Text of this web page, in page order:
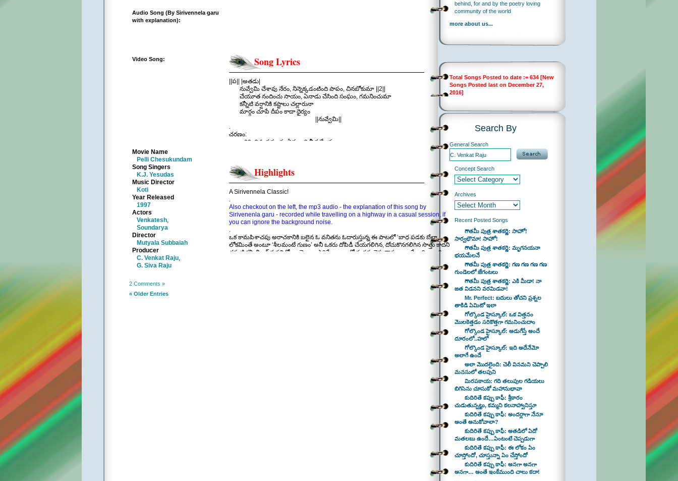
Audio Song (By Sirivennela garu
with explanation):
Video Song:
Movie Name
Pelli Chesukundam
Song Singers
K.J. Yesudas
Music Director
Koti
Year Released
1997
Actors
Venkatesh,
Soundarya
Director
Mutyala Subbaiah
Producer
C. Venkat Raju,
G. Siva Raju
Song Lyrics
||ప|| |అతడు|
నువ్వేమి చేశావు నేరం, నిన్నెక్కడంటింది పాపం, చినబోకుమా ||2||
చేయూత నందించు సాయం, ఏనాడు చేసింది సంఘం, గమనించుమా
కన్నీటి వర్షానికి కష్టాలు చల్లారునా
మార్గం చూపే దీపం కాదా ధైర్యం
||నువ్వేమి||
.
చరణం:
జరిగింది ఓ ప్రమాదం ఏముంది నీ ప్రమేయం
అది నిలిచినంత కాలం సాగాలి నీ ప్రయాణం
స్త్రీ ల తనువులోనే శీలమున్నదంటే
పురుష స్పర్శ తోనే తొలగి పోవునంటే
భర్తన్న వాడెవడూ పురుషుడు కాదు అనా
శీలం అంటే గుణం అని అర్థం
||నువ్వేమి||
.
చరణం:
గురవింద ఈ సమాజం పరనింద దాని నైజం
తనకింద నలుపుతత్వం కనిపెట్టలేదు సహజం
తన కళ్ళ ముందు ఘోరం కాదనదు పిరికి లోకం
Highlights
A Sirivennela Classic!
.
Also checkout on the left, the mp3 audio - the explanation of this song by
Sirivenenla garu - recorded while travelling on a highway in a casual session, if
you can ignore the background noise.
.
ఒక కామపిశాచపు అరాచకానికి బలైన ఓ వనితను ఓదారుస్తున్న ఈ పాటలో ‘బాధ పడకు బేలా
లోకమింతే అంటూ ‘శీలమంటే గుణం’ అనీ ఒకరు దోపిడీ చేయగలిగిన, దోచుకొనగలిగిన సొత్తు కాదని
చక్కటి కన్విన్సింగ్ పద్ధతిలో అంచెలుగా ఎదిగే భావాలతో మనకు చెపుతారు. అలాగే, ఇది అనాది
మందలిస్తూ ఆ వనిత దుఃఖ్ఖానికి ఉపశమనం ఇచ్చే ప్రయత్నం అద్భుతం, నాకు నచ్చిన ఇంకో లైన్
శ్రీకారం: మనసు కాస్త కలతపడితే మందు ఇమ్మని మరణాన్ని అడగకు
పాట కూడా వినాలి. ఈ రెండిటిలో భావసారూప్యత తో పాటు కాదు ఓ చక్కటి up lifting message
2 Comments »
« Older Entries
behind, for and by the poetry loving
community of the world
more about us...
Total Songs Posted to date := 634 [New
Songs Posted last on December 27,
2016]
Search By
General Search
Concept Search
Archives
Recent Posted Songs
గౌతమీ పుత్ర శాతకర్ణి: సాహో!
సార్వభౌమా! సాహో!
గౌతమీ పుత్ర శాతకర్ణి: మృగనయనా
భయమేలనే
గౌతమీ పుత్ర శాతకర్ణి: గణ గణ గణ గణ
గుండెలలో జేగంటలు
గౌతమీ పుత్ర శాతకర్ణి: ఎకి మీడా! నా
జత విడనని వరమిడవా!
Mr. Perfect: బదులు తోచని ప్రశ్నల
తాకిడి ఏమిటో ఇలా
గోల్కొండ హైస్కూల్: ఒక విత్తనం
మొలకెత్తడం సరికొత్తగా గమనించుదాం
గోల్కొండ హైస్కూల్: అడుగేస్తే అందే
దూరంలో..హలో
గోల్కొండ హైస్కూల్: ఇది అదేనేమో
అలాగే ఉందే
అలా మొదలైంది: చెలీ వినమని చెప్పాలి
మనసులో తలపుని
మిరపకాయ: గది తలుపుల గడియలు
బిగిసెను చూసుకో మహానుభావా
కుదిరితే కప్పు కాఫీ: శ్రీకారం
చుడుతున్నట్టు, కమ్మని కలనాహ్వానిస్తూ
కుదిరితే కప్పు కాఫీ: అందర్లాగా నేనూ
అంతే అనుకోవాలా?
కుదిరితే కప్పు కాఫీ: అతడిలో ఏదో
మతలబు ఉందే…ఏంటంటే చెప్పడుగా
కుదిరితే కప్పు కాఫీ: ఈ లోకం ఏం
చూస్తోందో, చూస్తున్నా ఏం చేస్తోందో
కుదిరితే కప్పు కాఫీ: అనగా అనగా
అనగా… అంతే ఇంకేముంది చాలు కదా!